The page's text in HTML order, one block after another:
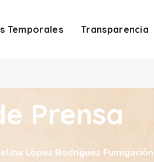
Temporales Transparencia
Prensa
López Rodríguez